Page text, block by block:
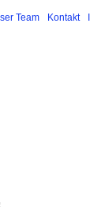
Team Kontakt